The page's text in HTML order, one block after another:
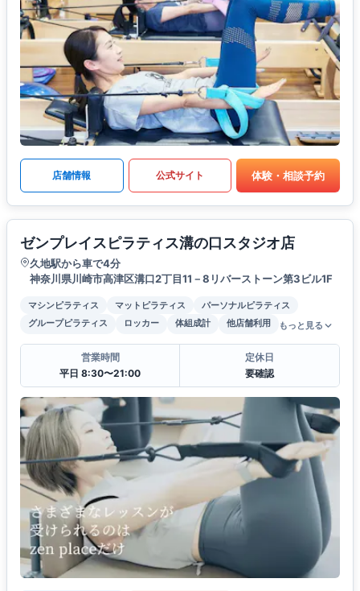
店舗情報 公式サイト 体験・相談予約
ゼンプレイスピラティス溝の口スタジオ店
久地駅から車で4分
神奈川県川崎市高津区溝口2丁目11－8リバーストーン第3ビル1F
マシンピラティス マットピラティス
パーソナルピラティス
グループピラティス
ロッカー 体組成計 他店舗利用 もっと見る
営業時間
平日 8:30〜21:00
定休日
要確認